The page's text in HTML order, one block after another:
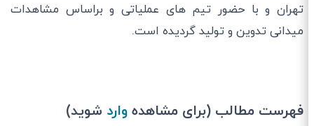
تهران و با حضور تیم های عملیاتی و براساس مشاهدات
میدانی تدوین و تولید گردیده است.
فهرست مطالب (برای مشاهدهواردشوید)